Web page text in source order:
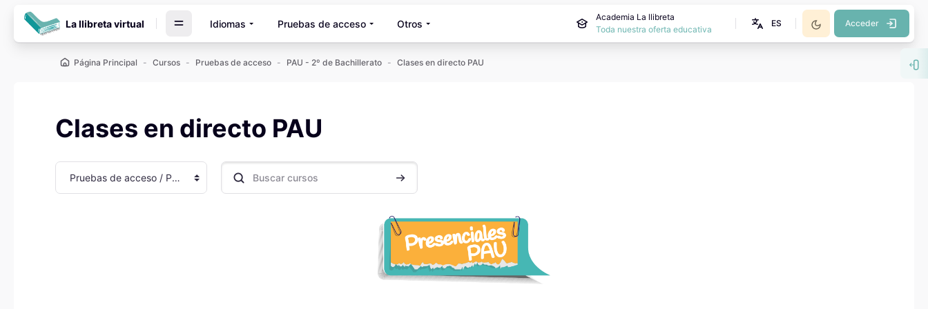
La llibreta virtual Idiomas Pruebas de acceso Otros
Academia La llibreta
Toda nuestra oferta educativa
ES Acceder
Página Principal Cursos Pruebas de acceso PAU - 2º de Bachillerato Clases en directo PAU
Clases en directo PAU
Categorías Buscar cursos Buscar cursos